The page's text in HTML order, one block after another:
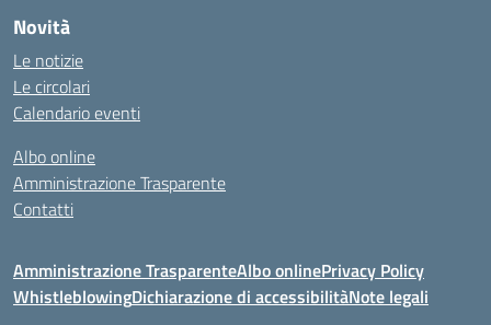
Novità
Le notizie
Le circolari
Calendario eventi
Albo online
Amministrazione Trasparente
Contatti
Amministrazione TrasparenteAlbo onlinePrivacy Policy
WhistleblowingDichiarazione di accessibilitàNote legali